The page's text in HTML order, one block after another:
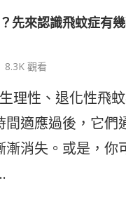
先來認識飛蚊症有
8.3K 觀看
理性、退化性飛
間適應過後，它們
漸消失。或是，你